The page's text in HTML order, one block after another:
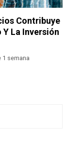
Contribuye
Y La Inversión
1 semana